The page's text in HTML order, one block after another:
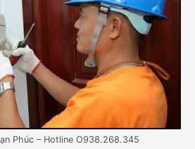
Phúc – Hotline O938.268.345